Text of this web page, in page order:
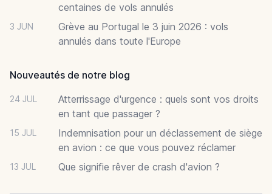
centaines de vols annulés
3 JUN
Grève au Portugal le 3 juin 2026 : vols
annulés dans toute l'Europe
Nouveautés de notre blog
24 JUL
Atterrissage d'urgence : quels sont vos droits
en tant que passager ?
15 JUL
Indemnisation pour un déclassement de siège
en avion : ce que vous pouvez réclamer
13 JUL Que signifie rêver de crash d'avion ?